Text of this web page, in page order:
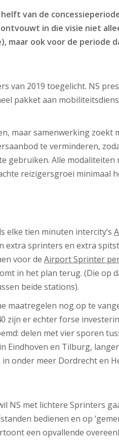
van de
ontvouwt in die visie niet
maar ook voor de periode
van 2019 toegelicht. NS
pakket aan
maar samenwerking zoekt
te verminderen,
gebruiken. Alle modaliteiten
reizigersgroei minimaal
elke tien minuten intercity’s
extra sprinters en extra
voor de Airport Sprinter
in het plan terug. (Die op
beide stations).
maatregelen nog op te
zijn er echter forse
delen met vier sporen
Eindhoven en Tilburg,
onder meer Dordrecht en
NS met lichtere Sprinters
bedienen en op
een opvallende